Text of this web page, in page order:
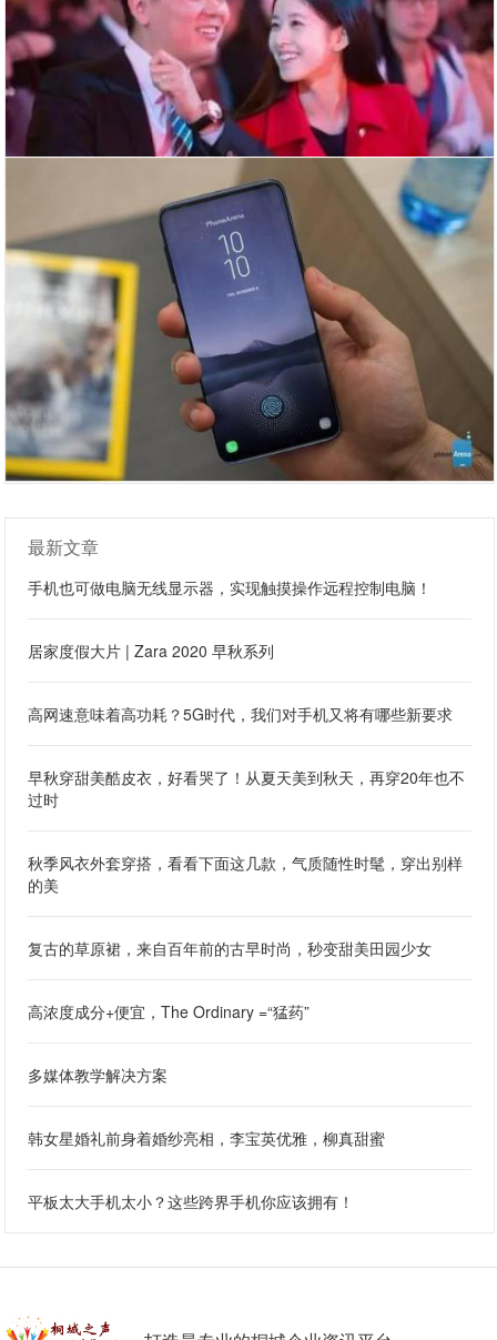
最新文章
手机也可做电脑无线显示器，实现触摸操作远程控制电脑！
居家度假大片 | Zara 2020 早秋系列
高网速意味着高功耗？5G时代，我们对手机又将有哪些新要求
早秋穿甜美酷皮衣，好看哭了！从夏天美到秋天，再穿20年也不
过时
秋季风衣外套穿搭，看看下面这几款，气质随性时髦，穿出别样
的美
复古的草原裙，来自百年前的古早时尚，秒变甜美田园少女
高浓度成分+便宜，The Ordinary =“猛药”
多媒体教学解决方案
韩女星婚礼前身着婚纱亮相，李宝英优雅，柳真甜蜜
平板太大手机太小？这些跨界手机你应该拥有！